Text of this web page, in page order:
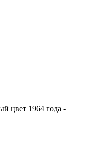
цвет 1964 года -